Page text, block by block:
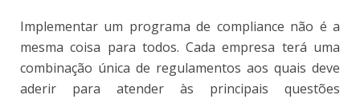
Implementar um programa de compliance não é a
mesma coisa para todos. Cada empresa terá uma
combinação única de regulamentos aos quais deve
aderir para atender às principais questões